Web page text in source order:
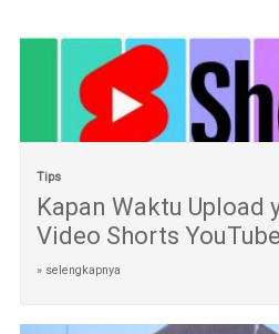
Tips
Kapan Waktu Upload
Video Shorts
» selengkapnya